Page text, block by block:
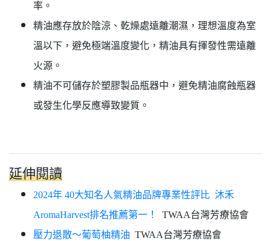
率。
精油應存放於陰涼、乾燥處遠離潮濕，理想溫度為室
溫以下，避免極端溫度變化，精油具有揮發性需遠離
火源。
精油不可儲存於塑膠製品瓶器中，避免精油腐蝕瓶器
或發生化學反應導致變質。
延伸閱讀
2024年 40大知名人氣精油品牌專業性評比 沐禾
AromaHarvest排名推薦第一！
TWAA台灣芳療協會
壓力退散～葡萄柚精油 TWAA台灣芳療協會